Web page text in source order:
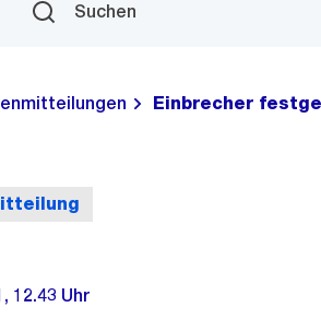
Suchen
Einbrecher
12.43 Uhr